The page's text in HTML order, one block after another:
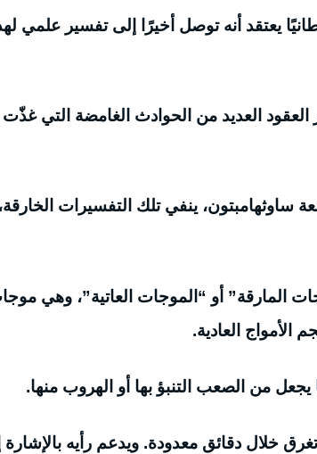
يعتقد أنه توصل أخيرًا إلى تفسير علمي
العقود العديد من الحوادث الغامضة التي غذّت
ساوثهامبتون، ينفي تلك التفسيرات
المارقة” أو “الموجات العاتية”، وهي
من الصعب التنبؤ بها أو الهروب منها.
خلال دقائق معدودة. ويدعم رأيه بالإشارة